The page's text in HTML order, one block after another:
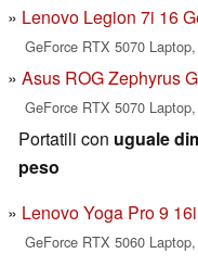
Lenovo Legion 7i 16
GeForce RTX 5070
Asus ROG Zephyrus
GeForce RTX 5070
Portatili con uguale
peso
Lenovo Yoga Pro 9
GeForce RTX 5060